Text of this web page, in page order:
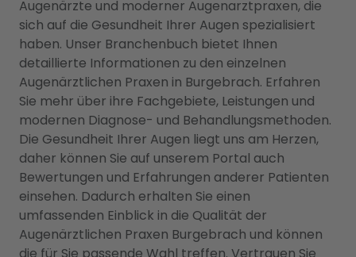
Augenärzte und moderner Augenarztpraxen, die
sich auf die Gesundheit Ihrer Augen spezialisiert
haben. Unser Branchenbuch bietet Ihnen
detaillierte Informationen zu den einzelnen
Augenärztlichen Praxen in Burgebrach. Erfahren
Sie mehr über ihre Fachgebiete, Leistungen und
modernen Diagnose- und Behandlungsmethoden.
Die Gesundheit Ihrer Augen liegt uns am Herzen,
daher können Sie auf unserem Portal auch
Bewertungen und Erfahrungen anderer Patienten
einsehen. Dadurch erhalten Sie einen
umfassenden Einblick in die Qualität der
Augenärztlichen Praxen Burgebrach und können